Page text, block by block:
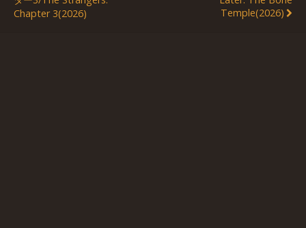
Chapter 3(2026)
Temple(2026)